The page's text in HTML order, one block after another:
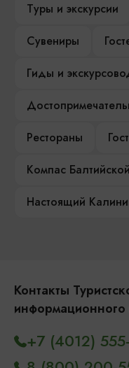
Туры и экскурсии
Сувениры
Гиды и
Рестораны
Компас
Настоящий
Контакты
информационного
+7 (4012)